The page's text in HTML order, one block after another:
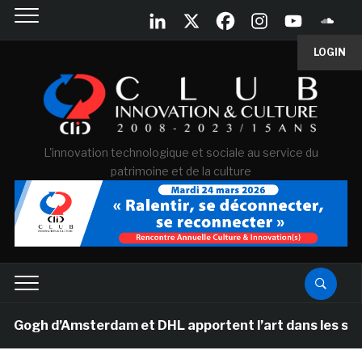
LOGIN
L'innovation technologique et sociale au service du
patrimoine et de la culture
d’Amsterdam et DHL apportent l’art dans les